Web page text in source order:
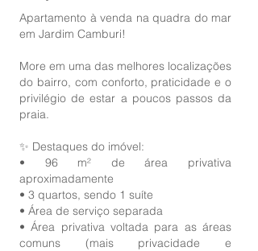
Apartamento à venda na quadra do mar
em Jardim Camburi!
More em uma das melhores localizações
do bairro, com conforto, praticidade e o
privilégio de estar a poucos passos da
praia.
✨ Destaques do imóvel:
• 96 m² de área privativa
aproximadamente
• 3 quartos, sendo 1 suíte
• Área de serviço separada
• Área privativa voltada para as áreas
comuns (mais privacidade e